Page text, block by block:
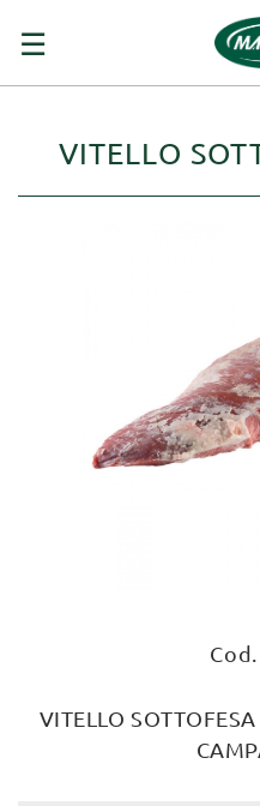
navigazione
☰
VITELLO
VITELLO